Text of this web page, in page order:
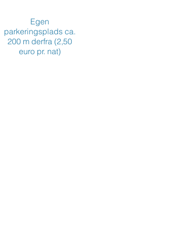
Egen
parkeringsplads ca.
200 m derfra (2,50
euro pr. nat)